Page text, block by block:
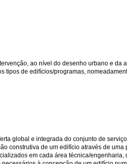
ao nível do desenho urbano e da
tipos de edifícios/programas,
global e integrada do conjunto de
construtiva de um edifício através de uma
em cada área técnica/